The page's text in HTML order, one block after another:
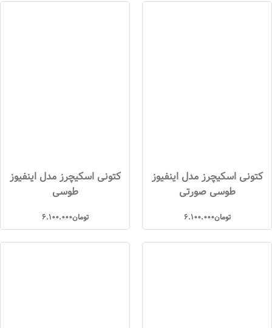
کتونی اسکیچرز مدل اینفیوز
طوسی صورتی
تومان6.100.000
کتونی اسکیچرز مدل اینفیوز
طوسی
تومان6.100.000